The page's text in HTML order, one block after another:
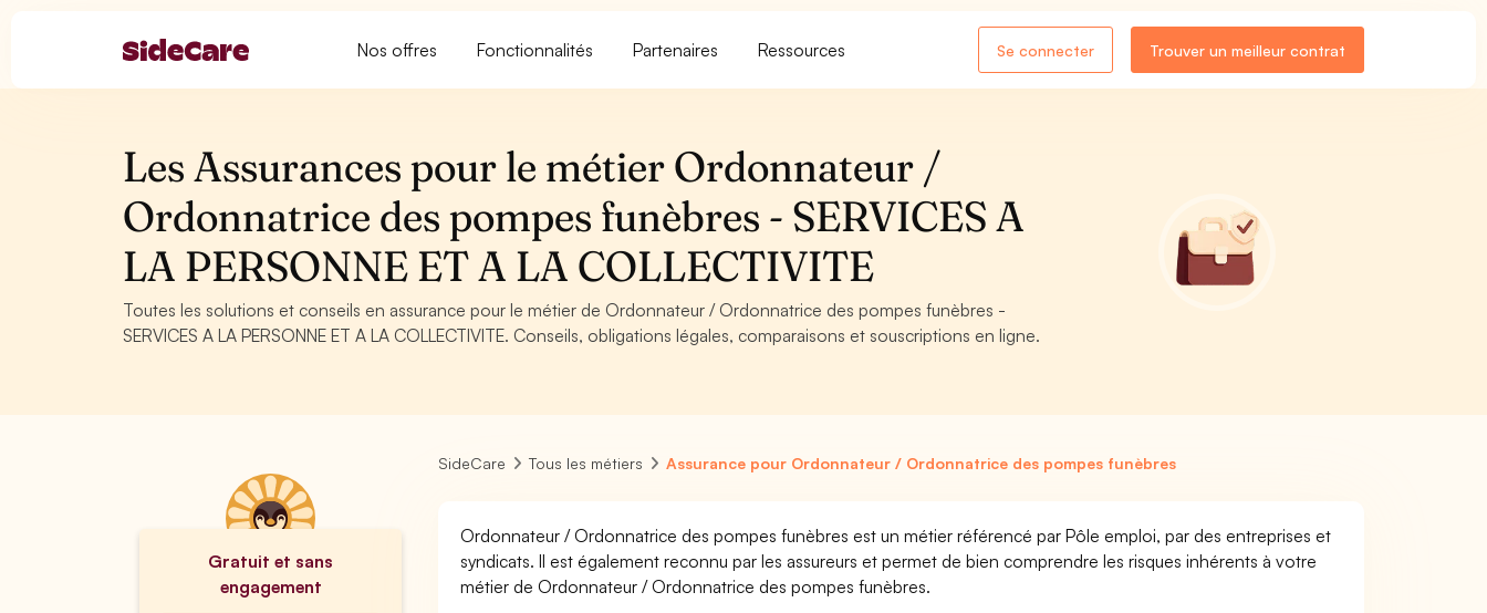
Nos offres Fonctionnalités Partenaires Ressources Se connecter Trouver un meilleur contrat
Les Assurances pour le métier Ordonnateur /
Ordonnatrice des pompes funèbres - SERVICES A
LA PERSONNE ET A LA COLLECTIVITE
Toutes les solutions et conseils en assurance pour le métier de Ordonnateur / Ordonnatrice des pompes funèbres -
SERVICES A LA PERSONNE ET A LA COLLECTIVITE. Conseils, obligations légales, comparaisons et souscriptions en ligne.
Gratuit et sans
engagement
SideCare Tous les métiers Assurance pour Ordonnateur / Ordonnatrice des pompes funèbres
Ordonnateur / Ordonnatrice des pompes funèbres est un métier référencé par Pôle emploi, par des entreprises et
syndicats. Il est également reconnu par les assureurs et permet de bien comprendre les risques inhérents à votre
métier de Ordonnateur / Ordonnatrice des pompes funèbres.